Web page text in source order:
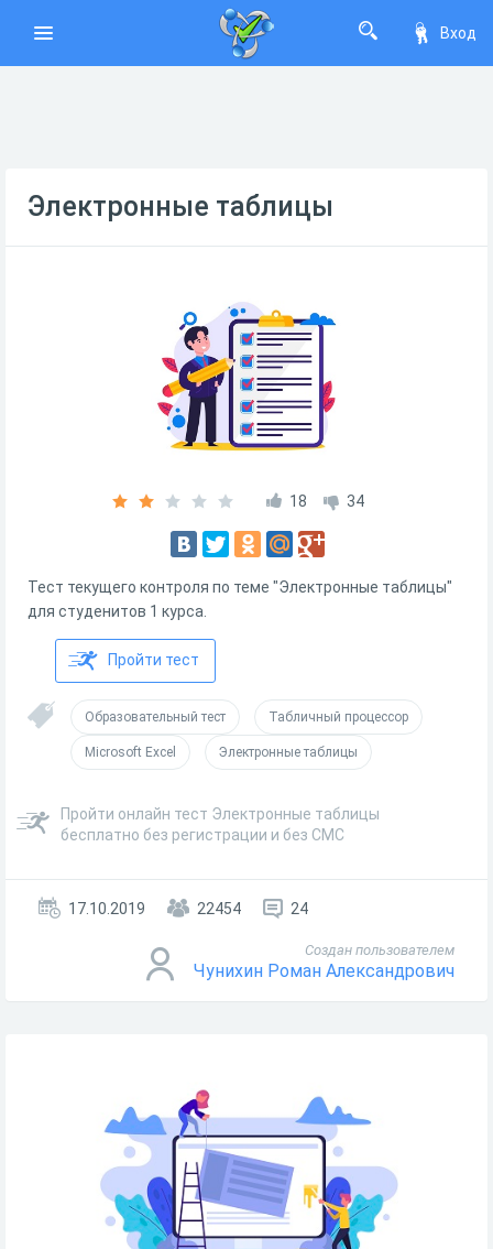
Вход
Электронные таблицы
18 34
Тест текущего контроля по теме "Электронные таблицы"
для студенитов 1 курса.
Пройти тест
Образовательный тест Табличный процессор
Microsoft Excel Электронные таблицы
Пройти онлайн тест Электронные таблицы
бесплатно без регистрации и без СМС
17.10.2019 22454 24
Создан пользователем
Чунихин Роман Александрович